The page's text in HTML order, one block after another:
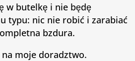
w butelkę i nie będę
typu: nic nie robić i zarabiać
bzdura.
moje doradztwo.